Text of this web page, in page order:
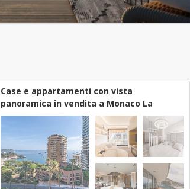
Case e appartamenti con vista
panoramica in vendita a Monaco La
Rousse - Saint Roman